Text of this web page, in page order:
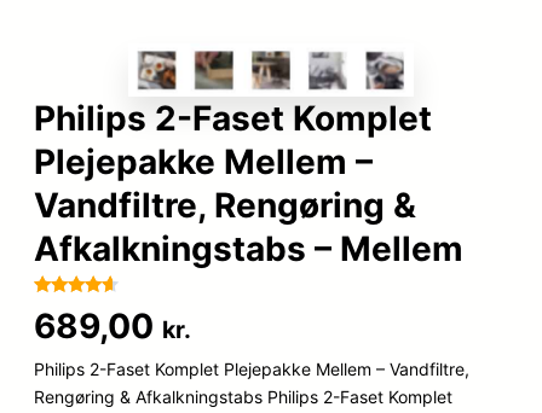
Philips 2-Faset Komplet
Plejepakke Mellem –
Vandfiltre, Rengøring &
Afkalkningstabs – Mellem
som4.5
ud af 5
baseret
689,00 kr.
Philips 2-Faset Komplet Plejepakke Mellem – Vandfiltre,
Rengøring & Afkalkningstabs Philips 2-Faset Komplet